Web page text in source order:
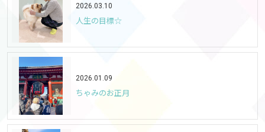
2026.03.10
人生の目標☆
2026.01.09
ちゃみのお正月